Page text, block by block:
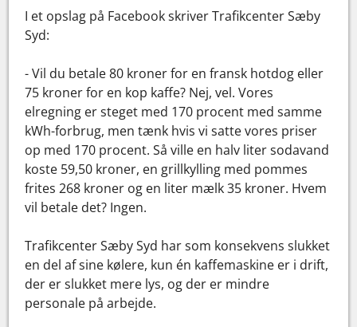
I et opslag på Facebook skriver Trafikcenter Sæby
Syd:
- Vil du betale 80 kroner for en fransk hotdog eller
75 kroner for en kop kaffe? Nej, vel. Vores
elregning er steget med 170 procent med samme
kWh-forbrug, men tænk hvis vi satte vores priser
op med 170 procent. Så ville en halv liter sodavand
koste 59,50 kroner, en grillkylling med pommes
frites 268 kroner og en liter mælk 35 kroner. Hvem
vil betale det? Ingen.
Trafikcenter Sæby Syd har som konsekvens slukket
en del af sine kølere, kun én kaffemaskine er i drift,
der er slukket mere lys, og der er mindre
personale på arbejde.